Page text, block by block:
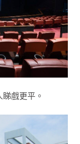
戲更平。